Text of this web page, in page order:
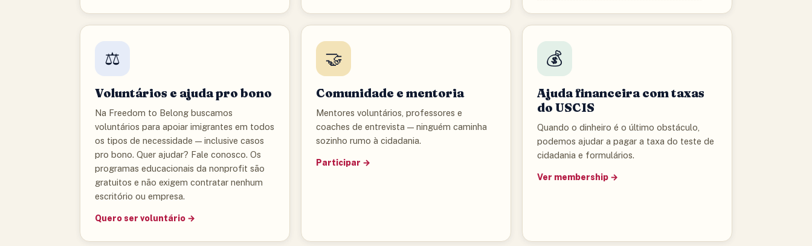
⚖️
Voluntários e ajuda pro bono
Na Freedom to Belong buscamos
voluntários para apoiar imigrantes em todos
os tipos de necessidade — inclusive casos
pro bono. Quer ajudar? Fale conosco. Os
programas educacionais da nonprofit são
gratuitos e não exigem contratar nenhum
escritório ou empresa.
Quero ser voluntário →
🤝
Comunidade e mentoria
Mentores voluntários, professores e
coaches de entrevista — ninguém caminha
sozinho rumo à cidadania.
Participar →
💰
Ajuda financeira com taxas
do USCIS
Quando o dinheiro é o último obstáculo,
podemos ajudar a pagar a taxa do teste de
cidadania e formulários.
Ver membership →